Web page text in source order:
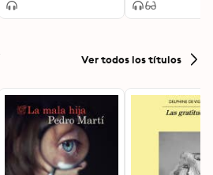
Ver todos los títulos